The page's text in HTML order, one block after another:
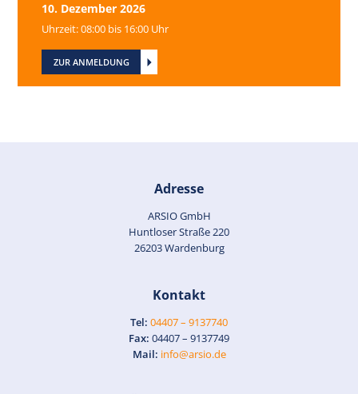
10. Dezember 2026
Uhrzeit: 08:00 bis 16:00 Uhr
ZUR ANMELDUNG
Adresse
ARSIO GmbH
Huntloser Straße 220
26203 Wardenburg
Kontakt
Tel: 04407 – 9137740
Fax: 04407 – 9137749
Mail: info@arsio.de